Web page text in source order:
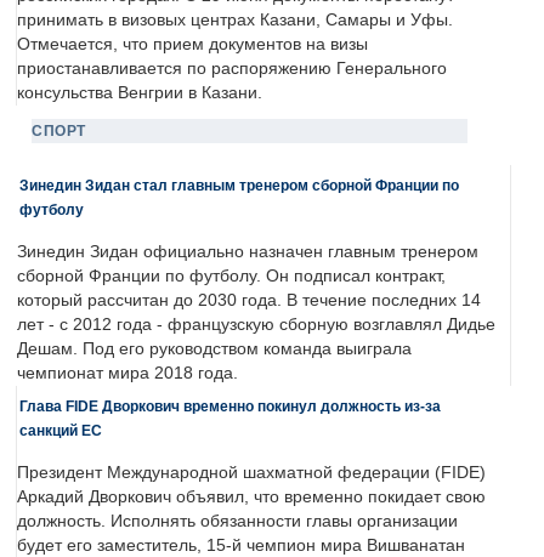
принимать в визовых центрах Казани, Самары и Уфы.
Отмечается, что прием документов на визы
приостанавливается по распоряжению Генерального
консульства Венгрии в Казани.
СПОРТ
Зинедин Зидан стал главным тренером сборной Франции по
футболу
Зинедин Зидан официально назначен главным тренером
сборной Франции по футболу. Он подписал контракт,
который рассчитан до 2030 года. В течение последних 14
лет - с 2012 года - французскую сборную возглавлял Дидье
Дешам. Под его руководством команда выиграла
чемпионат мира 2018 года.
Глава FIDE Дворкович временно покинул должность из-за
санкций ЕС
Президент Международной шахматной федерации (FIDE)
Аркадий Дворкович объявил, что временно покидает свою
должность. Исполнять обязанности главы организации
будет его заместитель, 15-й чемпион мира Вишванатан